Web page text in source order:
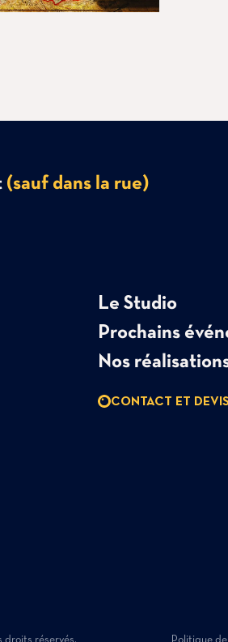
(sauf dans la rue)
Le Studio
Prochains
Nos
CONTACT ET
droits réservés. Politique